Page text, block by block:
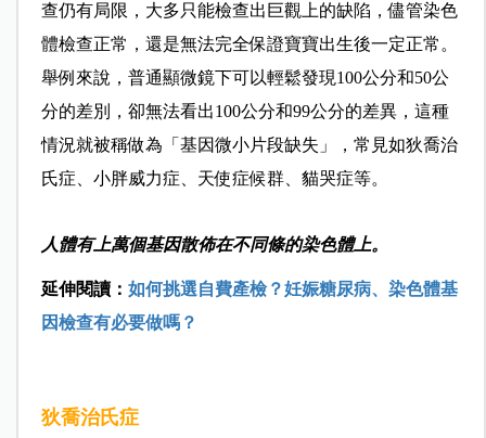
查仍有局限，大多只能檢查出巨觀上的缺陷，儘管染色
體檢查正常，還是無法完全保證寶寶出生後一定正常。
舉例來說，普通顯微鏡下可以輕鬆發現100公分和50公
分的差別，卻無法看出100公分和99公分的差異，這種
情況就被稱做為「基因微小片段缺失」，常見如狄喬治
氏症、小胖威力症、天使症候群、貓哭症等。
人體有上萬個基因散佈在不同條的染色體上。
延伸閱讀： 如何挑選自費產檢？妊娠糖尿病、染色體基
因檢查有必要做嗎？
狄喬治氏症